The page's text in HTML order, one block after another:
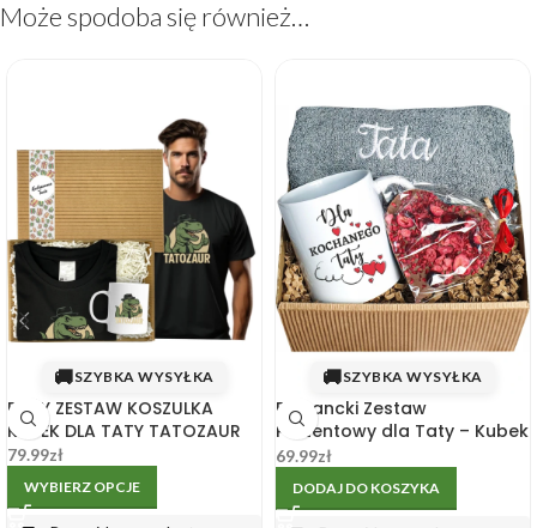
Może spodoba się również…
🚚SZYBKA WYSYŁKA
DUŻY ZESTAW KOSZULKA
KUBEK DLA TATY TATOZAUR
79.99zł
WYBIERZ OPCJE
🚚SZYBKA WYSYŁKA
Elegancki Zestaw
Prezentowy dla Taty – Kubek
+ Ręcznik w Pudełku
69.99zł
DODAJ DO KOSZYKA